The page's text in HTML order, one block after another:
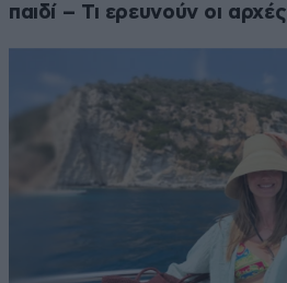
παιδί – Τι ερευνούν οι αρχές